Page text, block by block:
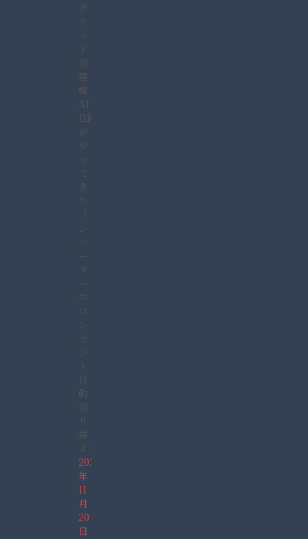
グ
リ
ッ
ド
切
替
機
ATS-
11KW
が
や
っ
て
き
た
（イ
ン
バ
ー
タ
ー
⇔
コ
ン
セ
ン
ト
自
動
切
り
替
え）
2021
年
11
月
20
日